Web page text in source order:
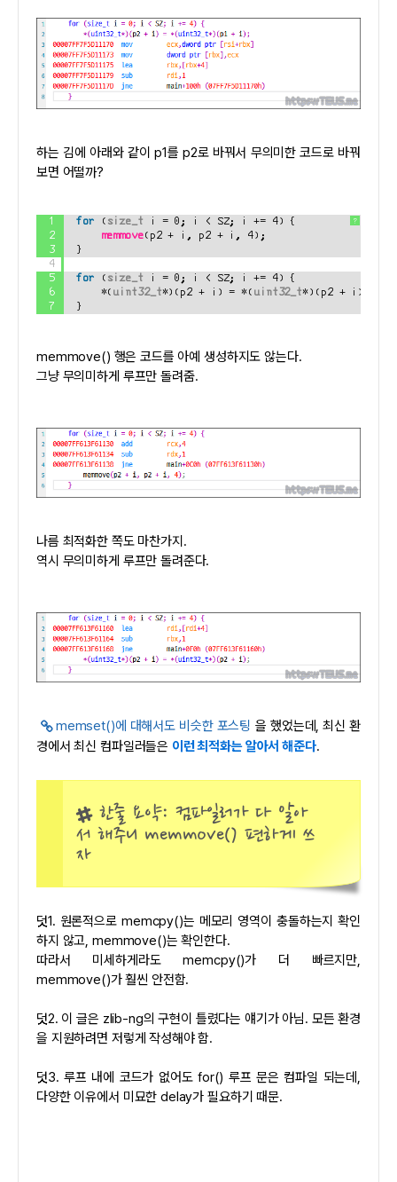
하는 김에 아래와 같이 p1를 p2로 바꿔서 무의미한 코드로 바꿔
보면 어떨까?
?
1
2
3
4
5
6
7
for ( size_t
i = 0; i < SZ; i += 4) {
memmove(p2 + i, p2 + i, 4);
}
for ( size_t
i = 0; i < SZ; i += 4) {
*( uint32_t*)(p2 + i) = *( uint32_t*)(p2 + i);
}
memmove() 행은 코드를 아예 생성하지도 않는다.
그냥 무의미하게 루프만 돌려줌.
나름 최적화한 쪽도 마찬가지.
역시 무의미하게 루프만 돌려준다.
memset()에 대해서도 비슷한 포스팅 을 했었는데, 최신 환
경에서 최신 컴파일러들은 이런 최적화는 알아서 해준다.
한줄 요약: 컴파일러가 다 알아
서 해주니 memmove() 편하게 쓰
자
덧1. 원론적으로 memcpy()는 메모리 영역이 충돌하는지 확인
하지 않고, memmove()는 확인한다.
따라서 미세하게라도 memcpy()가 더 빠르지만,
memmove()가 훨씬 안전함.
덧2. 이 글은 zlib-ng의 구현이 틀렸다는 얘기가 아님. 모든 환경
을 지원하려면 저렇게 작성해야 함.
덧3. 루프 내에 코드가 없어도 for() 루프 문은 컴파일 되는데,
다양한 이유에서 미묘한 delay가 필요하기 때문.